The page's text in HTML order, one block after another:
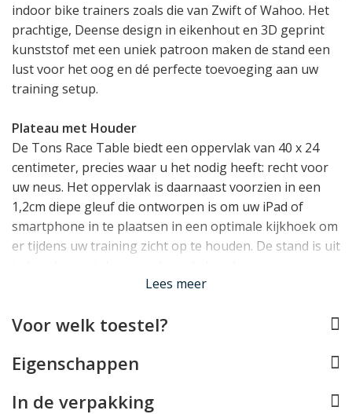
indoor bike trainers zoals die van Zwift of Wahoo. Het
prachtige, Deense design in eikenhout en 3D geprint
kunststof met een uniek patroon maken de stand een
lust voor het oog en dé perfecte toevoeging aan uw
training setup.
Plateau met Houder
De Tons Race Table biedt een oppervlak van 40 x 24
centimeter, precies waar u het nodig heeft: recht voor
uw neus. Het oppervlak is daarnaast voorzien in een
1,2cm diepe gleuf die ontworpen is om uw iPad of
smartphone in te plaatsen in een optimale kijkhoek om
er tijdens uw training zicht op te houden. De stand is uit
Volledig Plantaardig
Het hout is FSC gecertificeerd Europees eiken of
van Tons Bio Polymeer™.
Lees meer
Voor welk toestel?
Eigenschappen
In de verpakking